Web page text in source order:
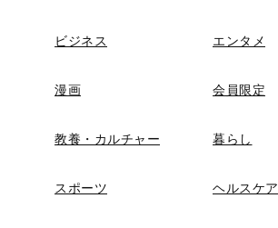
ビジネス エンタメ
漫画 会員限定
教養・カルチャー 暮らし
スポーツ ヘルスケア